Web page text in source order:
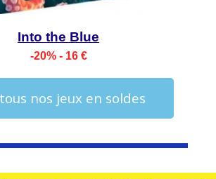
Into the Blue
-20% - 16 €
nos jeux en soldes